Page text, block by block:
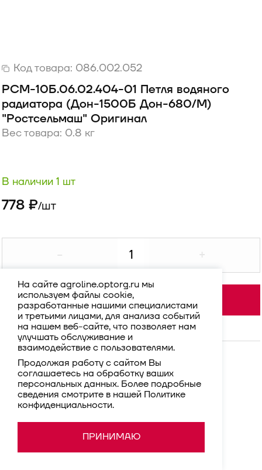
Код товара: 086.002.052
РСМ-10Б.06.02.404-01 Петля водяного
радиатора (Дон-1500Б Дон-680/М)
"Ростсельмаш" Оригинал
Вес товара: 0.8 кг
В наличии 1 шт
778 ₽/шт
В корзину
На сайте agroline.optorg.ru мы
используем файлы cookie,
разработанные нашими специалистами
и третьими лицами, для анализа событий
на нашем веб-сайте, что позволяет нам
улучшать обслуживание и
взаимодействие с пользователями.
Продолжая работу с сайтом Вы
соглашаетесь на обработку ваших
персональных данных. Более подробные
сведения смотрите в нашей Политике
конфиденциальности.
ПРИНИМАЮ